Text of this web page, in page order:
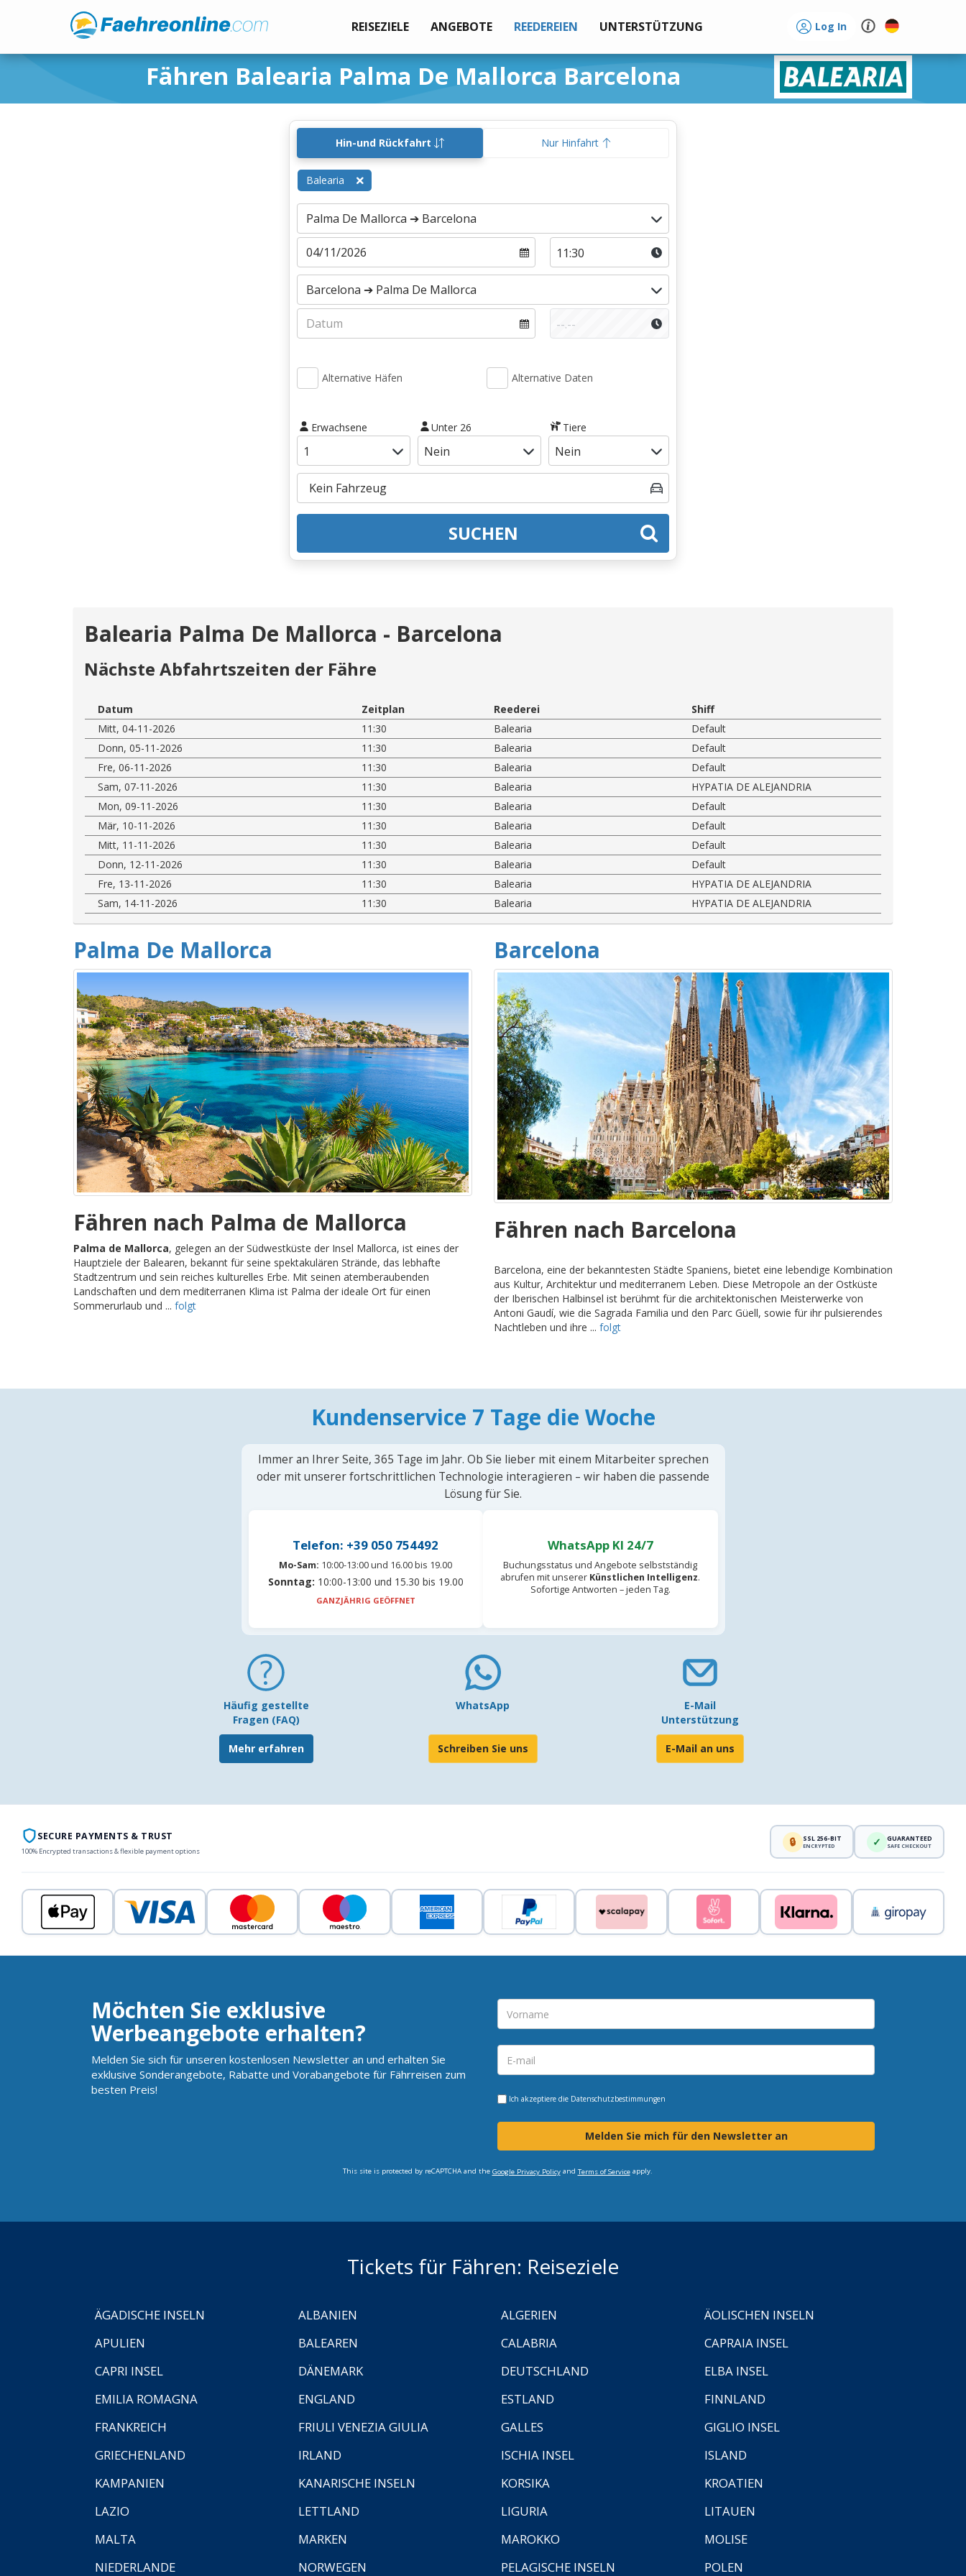
REISEZIELE ANGEBOTE REEDEREIEN UNTERSTÜTZUNG Log In
Fähren Balearia Palma De Mallorca Barcelona
Hin-und Rückfahrt Nur Hinfahrt
Balearia
Alternative Häfen Alternative Daten
Erwachsene Unter 26 Tiere
SUCHEN
Balearia Palma De Mallorca - Barcelona
Nächste Abfahrtszeiten der Fähre
Datum Zeitplan Reederei
Shiff
Mitt, 04-11-2026
11:30 Balearia
Default
Donn, 05-11-2026
11:30 Balearia
Default
Fre, 06-11-2026
11:30 Balearia
Default
Sam, 07-11-2026
11:30 Balearia
HYPATIA DE ALEJANDRIA
Mon, 09-11-2026
11:30 Balearia
Default
Mär, 10-11-2026
11:30 Balearia
Default
Mitt, 11-11-2026
11:30 Balearia
Default
Donn, 12-11-2026
11:30 Balearia
Default
Fre, 13-11-2026
11:30 Balearia
HYPATIA DE ALEJANDRIA
Sam, 14-11-2026
11:30 Balearia HYPATIA DE ALEJANDRIA
Palma De Mallorca
Fähren nach Palma de Mallorca
Palma de Mallorca, gelegen an der Südwestküste der Insel Mallorca, ist eines der
Hauptziele der Balearen, bekannt für seine spektakulären Strände, das lebhafte
Stadtzentrum und sein reiches kulturelles Erbe. Mit seinen atemberaubenden
Landschaften und dem mediterranen Klima ist Palma der ideale Ort für einen
Sommerurlaub und ... folgt
Barcelona
Fähren nach Barcelona
Barcelona, eine der bekanntesten Städte Spaniens, bietet eine lebendige Kombination
aus Kultur, Architektur und mediterranem Leben. Diese Metropole an der Ostküste
der Iberischen Halbinsel ist berühmt für die architektonischen Meisterwerke von
Antoni Gaudí, wie die Sagrada Familia und den Parc Güell, sowie für ihr pulsierendes
Nachtleben und ihre ... folgt
Kundenservice 7 Tage die Woche
Immer an Ihrer Seite, 365 Tage im Jahr. Ob Sie lieber mit einem Mitarbeiter sprechen
oder mit unserer fortschrittlichen Technologie interagieren – wir haben die passende
Lösung für Sie.
Telefon: +39 050 754492
Mo-Sam: 10:00-13:00 und 16.00 bis 19.00
Sonntag: 10:00-13:00 und 15.30 bis 19.00
GANZJÄHRIG GEÖFFNET
WhatsApp KI 24/7
Buchungsstatus und Angebote selbstständig
abrufen mit unserer Künstlichen Intelligenz.
Sofortige Antworten – jeden Tag.
Häufig gestellte
Fragen (FAQ)
Mehr erfahren
WhatsApp
Schreiben Sie uns
E-Mail
Unterstützung
E-Mail an uns
SECURE PAYMENTS & TRUST
100% Encrypted transactions & flexible payment options
🔒 SSL 256-BIT
ENCRYPTED ✓ GUARANTEED
SAFE CHECKOUT
Möchten Sie exklusive
Werbeangebote erhalten?
Melden Sie sich für unseren kostenlosen Newsletter an und erhalten Sie
exklusive Sonderangebote, Rabatte und Vorabangebote für Fährreisen zum
besten Preis!
Ich akzeptiere die Datenschutzbestimmungen
Melden Sie mich für den Newsletter an
This site is protected by reCAPTCHA and the Google Privacy Policyand Terms of Serviceapply.
Tickets für Fähren: Reiseziele
ÄGADISCHE INSELN ALBANIEN ALGERIEN
ÄOLISCHEN INSELN
APULIEN
BALEAREN CALABRIA
CAPRAIA INSEL
CAPRI INSEL
DÄNEMARK DEUTSCHLAND
ELBA INSEL
EMILIA ROMAGNA
ENGLAND ESTLAND
FINNLAND
FRANKREICH
FRIULI VENEZIA GIULIA GALLES
GIGLIO INSEL
GRIECHENLAND
IRLAND ISCHIA INSEL
ISLAND
KAMPANIEN
KANARISCHE INSELN KORSIKA
KROATIEN
LAZIO
LETTLAND LIGURIA
LITAUEN
MALTA
MARKEN MAROKKO
MOLISE
NIEDERLANDE
NORWEGEN PELAGISCHE INSELN POLEN